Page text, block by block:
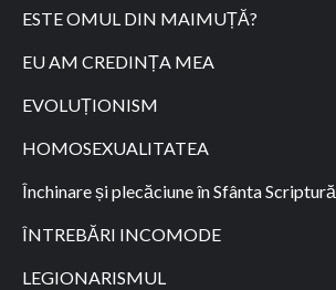
ESTE OMUL DIN MAIMUȚĂ?
EU AM CREDINȚA MEA
EVOLUȚIONISM
HOMOSEXUALITATEA
Închinare și plecăciune în Sfânta Scriptură
ÎNTREBĂRI INCOMODE
LEGIONARISMUL